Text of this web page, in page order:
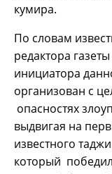
кумира.
По словам
редактора
инициатора
организован с
опасностях
выдвигая на
известного
который